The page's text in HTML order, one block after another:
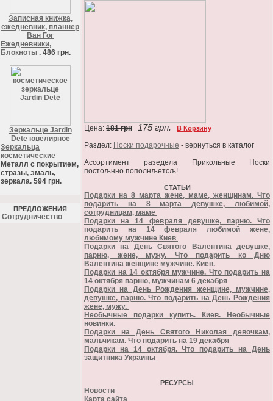
Записная книжка,
ежедневник, планнер
Ван Гог
Ежедневники,
Блокноты . 486 грн.
Зеркальце Jardin
Dete ювелирное
Зеркальца
косметические
Металл с покрытием,
стразы, эмаль,
зеркала. 594 грн.
ПРЕДЛОЖЕНИЯ
Cотрудничество
Цена: 181 грн 175 грн. В Корзину
Раздел: Носки подарочные - вернуться в каталог
Ассортимент разедела Прикольные Носки
постољнно пополнљетсљ!
СТАТЬИ
Подарки на 8 марта жене, маме, женщинам. Что
подарить на 8 марта девушке, любимой,
сотрудницам, маме
Подарки на 14 февраля девушке, парню. Что
подарить на 14 февраля любимой жене,
любимому мужчине Киев
Подарки на День Святого Валентина девушке,
парню, жене, мужу. Что подарить ко Дню
Валентина женщине мужчине. Киев.
Подарки на 14 октября мужчине. Что подарить на
14 октября парню, мужчинам 6 декабря
Подарки на День Рождения женщине, мужчине,
девушке, парню. Что подарить на День Рождения
жене, мужу.
Необычные подарки купить. Киев. Необычные
новинки.
Подарки на День Святого Николая девочкам,
мальчикам. Что подарить на 19 декабря
Подарки на 14 октября. Что подарить на День
защитника Украины
РЕСУРСЫ
Новости
Карта сайта